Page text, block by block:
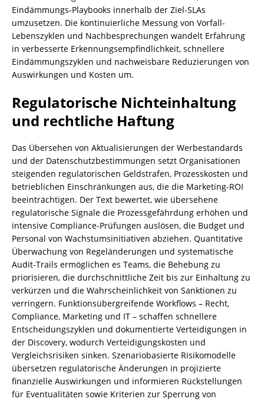
Eindämmungs-Playbooks innerhalb der Ziel-SLAs
umzusetzen. Die kontinuierliche Messung von Vorfall-
Lebenszyklen und Nachbesprechungen wandelt Erfahrung
in verbesserte Erkennungsempfindlichkeit, schnellere
Eindämmungszyklen und nachweisbare Reduzierungen von
Auswirkungen und Kosten um.
Regulatorische Nichteinhaltung
und rechtliche Haftung
Das Übersehen von Aktualisierungen der Werbestandards
und der Datenschutzbestimmungen setzt Organisationen
steigenden regulatorischen Geldstrafen, Prozesskosten und
betrieblichen Einschränkungen aus, die die Marketing-ROI
beeinträchtigen. Der Text bewertet, wie übersehene
regulatorische Signale die Prozessgefährdung erhöhen und
intensive Compliance-Prüfungen auslösen, die Budget und
Personal von Wachstumsinitiativen abziehen. Quantitative
Überwachung von Regeländerungen und systematische
Audit-Trails ermöglichen es Teams, die Behebung zu
priorisieren, die durchschnittliche Zeit bis zur Einhaltung zu
verkürzen und die Wahrscheinlichkeit von Sanktionen zu
verringern. Funktionsübergreifende Workflows – Recht,
Compliance, Marketing und IT – schaffen schnellere
Entscheidungszyklen und dokumentierte Verteidigungen in
der Discovery, wodurch Verteidigungskosten und
Vergleichsrisiken sinken. Szenariobasierte Risikomodelle
übersetzen regulatorische Änderungen in projizierte
finanzielle Auswirkungen und informieren Rückstellungen
für Eventualitäten sowie Kriterien zur Sperrung von